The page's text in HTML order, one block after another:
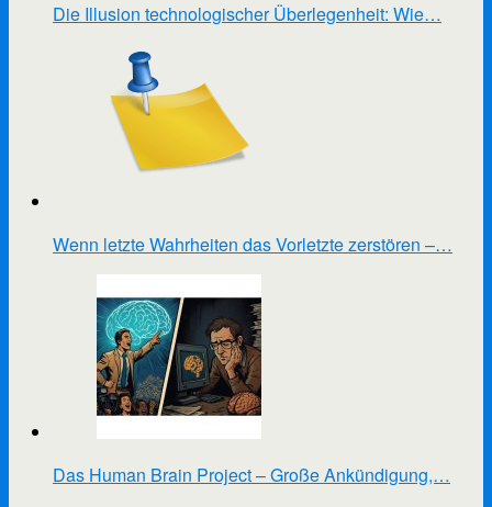
Die Illusion technologischer Überlegenheit: Wie…
Wenn letzte Wahrheiten das Vorletzte zerstören –…
Das Human Brain Project – Große Ankündigung,…